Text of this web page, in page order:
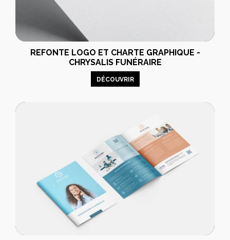
REFONTE LOGO ET CHARTE GRAPHIQUE -
CHRYSALIS FUNÉRAIRE
DÉCOUVRIR